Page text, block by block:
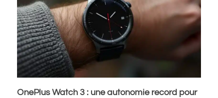
OnePlus Watch 3 : une autonomie record pour